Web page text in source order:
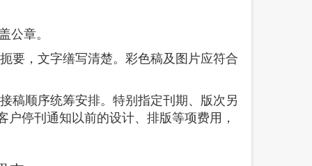
公章。
要，文字缮写清楚。彩色稿及图片应符合
稿顺序统筹安排。特别指定刊期、版次另
停刊通知以前的设计、排版等项费用，